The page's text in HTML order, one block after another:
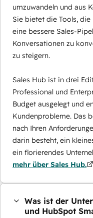
umzuwandeln und aus
Sie bietet die Tools,
eine bessere Sales-
Konversationen zu
zu steigern.
Sales Hub ist in drei
Professional und
Budget ausgelegt und
Kundenprobleme. Das
nach Ihren
darin besteht, ein
ein florierendes
mehr über Sales Hub.
Was ist der
und HubSpot